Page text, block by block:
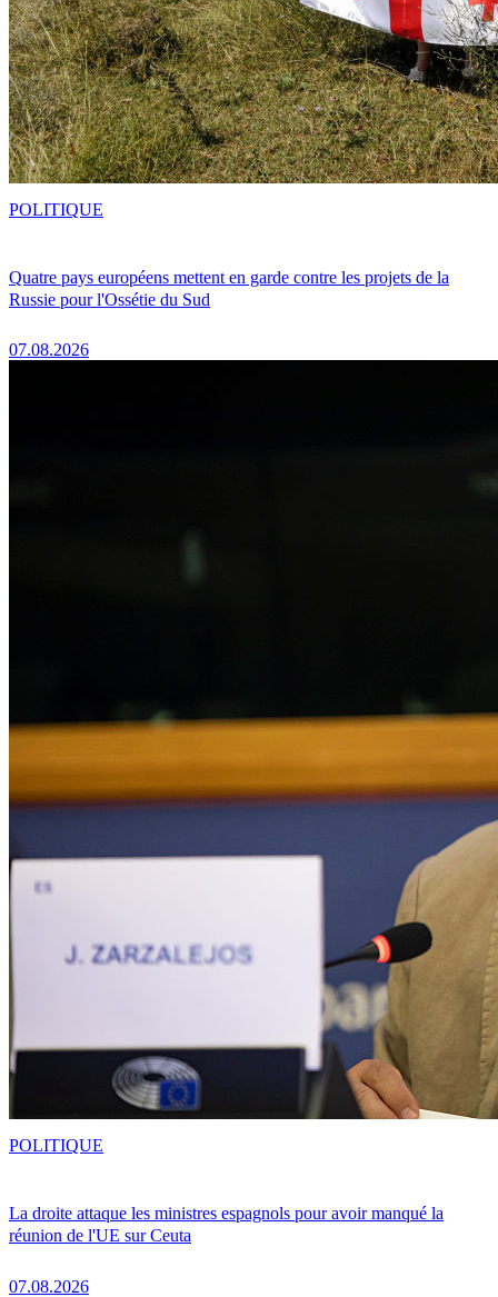
Quatre pays européens mettent en garde contre les projets de la
Russie pour l'Ossétie du Sud
07.08.2026
POLITIQUE
La droite attaque les ministres espagnols pour avoir manqué la
réunion de l'UE sur Ceuta
07.08.2026
POLITIQUE